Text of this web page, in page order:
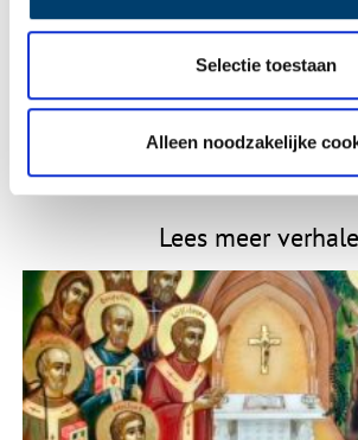
Selectie toestaan
Alleen noodzakelijke
Lees meer